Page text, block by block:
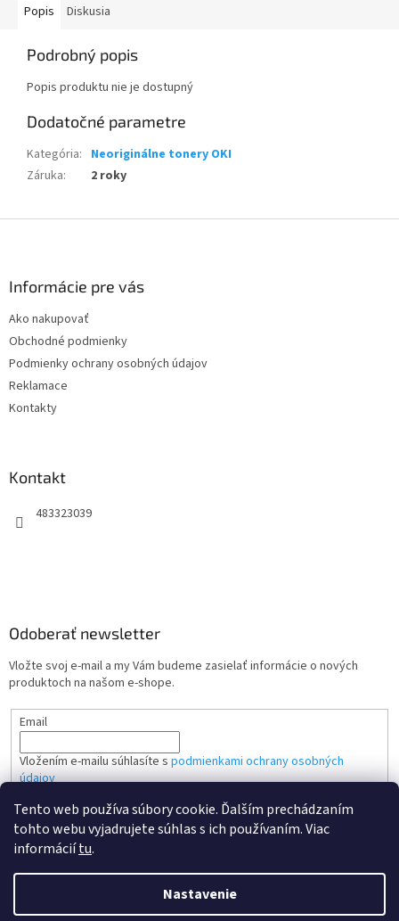
Tento web používa súbory cookie. Ďalším prechádzaním
tohto webu vyjadrujete súhlas s ich používaním. Viac
informáciítu.
Nastavenie
Popis Diskusia
Podrobný popis
Popis produktu nie je dostupný
Dodatočné parametre
Kategória: Neoriginálne tonery OKI
Záruka: 2 roky
Informácie pre vás
Ako nakupovať
Obchodné podmienky
Podmienky ochrany osobných údajov
Reklamace
Kontakty
Kontakt
483323039
Odoberať newsletter
Vložte svoj e-mail a my Vám budeme zasielať informácie o nových
produktoch na našom e-shope.
Email
Vložením e-mailu súhlasíte s podmienkami ochrany osobných
údajov
PRIHLÁSIŤ SA
Vytvoril Shoptet